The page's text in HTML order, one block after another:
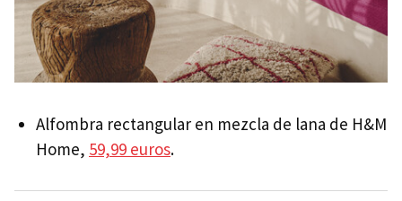
Alfombra rectangular en mezcla de lana de H&M
Home, 59,99 euros.